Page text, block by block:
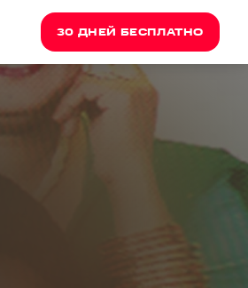
30 ДНЕЙ БЕСПЛАТНО